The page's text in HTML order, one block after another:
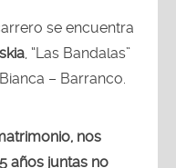
se encuentra
, “Las Bandalas”
– Barranco.
nos
años juntas no